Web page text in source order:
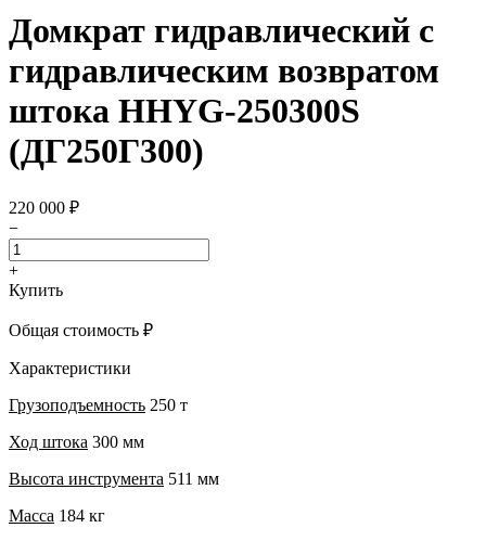
Домкрат гидравлический с
гидравлическим возвратом
штока HHYG-250300S
(ДГ250Г300)
220 000 ₽
−
+
Купить
Общая стоимость ₽
Характеристики
Грузоподъемность 250 т
Ход штока 300 мм
Высота инструмента 511 мм
Масса 184 кг